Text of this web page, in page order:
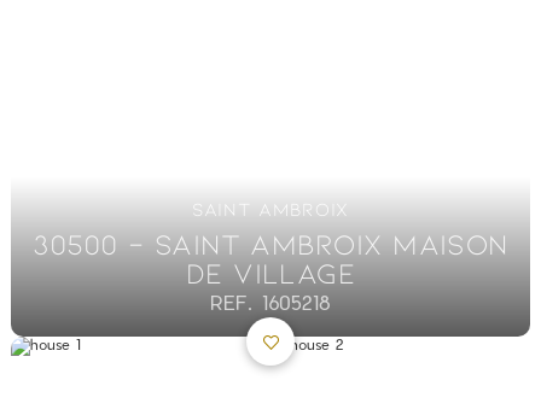
SAINT AMBROIX
30500 - SAINT AMBROIX MAISON
DE VILLAGE
REF. 1605218